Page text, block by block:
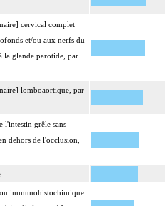
cervical complet
et/ou aux nerfs du
la glande parotide, par
lomboaortique, par
l'intestin grêle sans
dehors de l'occlusion,
immunohistochimique